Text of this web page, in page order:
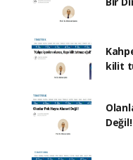
kilit
Değil!